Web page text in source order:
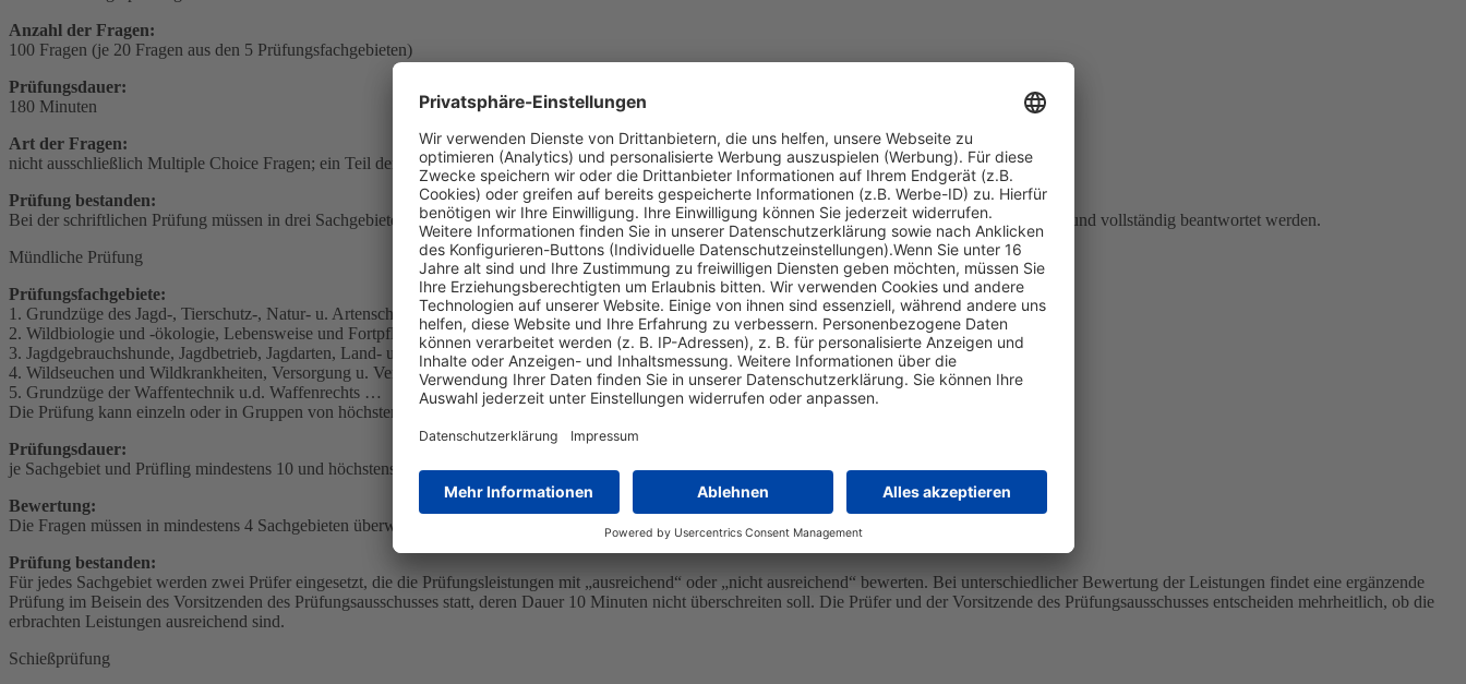
Anzahl der Fragen:
100 Fragen (je 20 Fragen aus den 5 Prüfungsfachgebieten)
Prüfungsdauer:
180 Minuten
Art der Fragen:
nicht ausschließlich Multiple Choice Fragen; ein Teil der Fragen muss selbstständig beantwortet werden
Prüfung bestanden:
Bei der schriftlichen Prüfung müssen in drei Sachgebieten jeweils mindestens 15 Fragen und in zwei Sachgebieten jeweils mindestens zehn Fragen richtig und vollständig beantwortet werden.
Mündliche Prüfung
Prüfungsfachgebiete:
1. Grundzüge des Jagd-, Tierschutz-, Natur- u. Artenschutzrechts, …
2. Wildbiologie und -ökologie, Lebensweise und Fortpflanzung von Wild, Ansprechen von Wild…, Trophäenkunde, Wildhege
3. Jagdgebrauchshunde, Jagdbetrieb, Jagdarten, Land- u. Waldbau…
4. Wildseuchen und Wildkrankheiten, Versorgung u. Verwertung v. Wild, Wildbrethygiene …
5. Grundzüge der Waffentechnik u.d. Waffenrechts …
Die Prüfung kann einzeln oder in Gruppen von höchstens drei Personen durchgeführt werden.
Prüfungsdauer:
je Sachgebiet und Prüfling mindestens 10 und höchstens 15 Minuten
Bewertung:
Die Fragen müssen in mindestens 4 Sachgebieten überwiegend richtig und vollständig beantwortet werden.
Prüfung bestanden:
Für jedes Sachgebiet werden zwei Prüfer eingesetzt, die die Prüfungsleistungen mit „ausreichend“ oder „nicht ausreichend“ bewerten. Bei unterschiedlicher Bewertung der Leistungen findet eine ergänzende
Prüfung im Beisein des Vorsitzenden des Prüfungsausschusses statt, deren Dauer 10 Minuten nicht überschreiten soll. Die Prüfer und der Vorsitzende des Prüfungsausschusses entscheiden mehrheitlich, ob die
erbrachten Leistungen ausreichend sind.
Schießprüfung